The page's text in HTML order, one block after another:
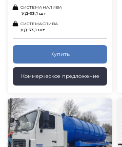
СИСТЕМА НАЛИВА
УД-33, 1 шт
СИСТЕМА СЛИВА
УД-33, 1 шт
Купить
Коммерческое предложение